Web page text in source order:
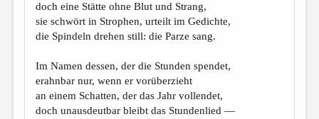
doch eine Stätte ohne Blut und Strang,
sie schwört in Strophen, urteilt im Gedichte,
die Spindeln drehen still: die Parze sang.
Im Namen dessen, der die Stunden spendet,
erahnbar nur, wenn er vorüberzieht
an einem Schatten, der das Jahr vollendet,
doch unausdeutbar bleibt das Stundenlied —